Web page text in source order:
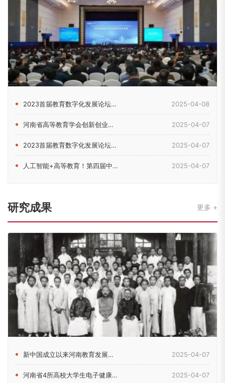
2023首届教育数字化发展论坛在郑州举行 2025-04-08
河南省高等教育学会创新创业教育分会2024年理事会暨学术年会... 2025-04-07
2023首届教育数字化发展论坛在河南郑州举行 2025-04-07
人工智能+高等教育！第四届中原高等教育（国际）论坛在郑召开 2025-04-07
研究成果 更多
新中国成立以来河南教育发展的历史脉络考察 2025-04-07
河南省4所高校大学生电子健康素养现状及影响因素研究 2025-04-07